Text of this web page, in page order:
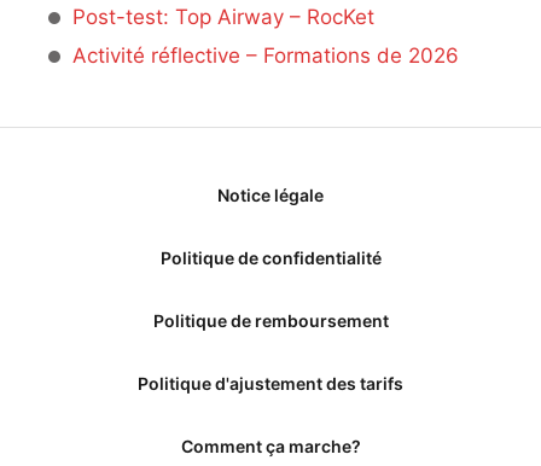
Post-test: Top Airway – RocKet
Activité réflective – Formations de 2026
Notice légale
Politique de confidentialité
Politique de remboursement
Politique d'ajustement des tarifs
Comment ça marche?